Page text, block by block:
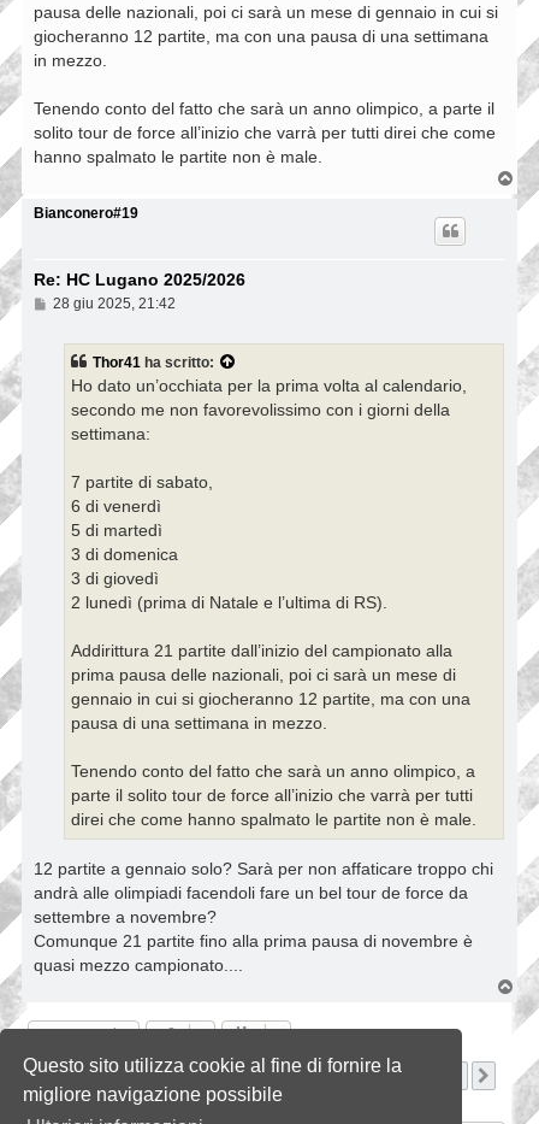
Questo sito utilizza cookie al fine di fornire la
migliore navigazione possibile
pausa delle nazionali, poi ci sarà un mese di gennaio in cui si
giocheranno 12 partite, ma con una pausa di una settimana
in mezzo.
Tenendo conto del fatto che sarà un anno olimpico, a parte il
solito tour de force all’inizio che varrà per tutti direi che come
hanno spalmato le partite non è male.
o
p
Bianconero#19
Re: HC Lugano 2025/2026
M
28 giu 2025, 21:42
Thor41 ha scritto:
Ho dato un’occhiata per la prima volta al calendario,
secondo me non favorevolissimo con i giorni della
settimana:
7 partite di sabato,
6 di venerdì
5 di martedì
3 di domenica
3 di giovedì
2 lunedì (prima di Natale e l’ultima di RS).
Addirittura 21 partite dall’inizio del campionato alla
prima pausa delle nazionali, poi ci sarà un mese di
gennaio in cui si giocheranno 12 partite, ma con una
pausa di una settimana in mezzo.
Tenendo conto del fatto che sarà un anno olimpico, a
parte il solito tour de force all’inizio che varrà per tutti
direi che come hanno spalmato le partite non è male.
12 partite a gennaio solo? Sarà per non affaticare troppo chi
andrà alle olimpiadi facendoli fare un bel tour de force da
settembre a novembre?
Comunque 21 partite fino alla prima pausa di novembre è
quasi mezzo campionato....
p
Rispondi
539 messaggi Pagina49di54
Precedente
1 … 47 48 49 50 51